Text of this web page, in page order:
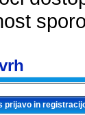
prijavo in